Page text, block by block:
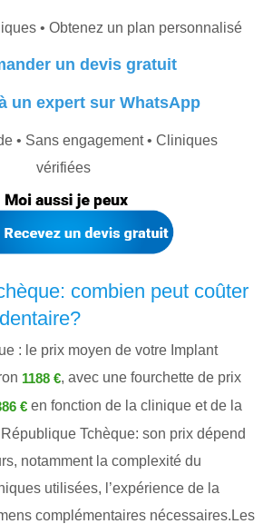
• Obtenez un plan personnalisé
un devis gratuit
un expert sur WhatsApp
• Sans engagement • Cliniques
vérifiées
combien peut coûter
: le prix moyen de votre Implant
1188 €, avec une fourchette de prix
€ en fonction de la clinique et de la
Tchèque: son prix dépend
notamment la complexité du
utilisées, l’expérience de la
complémentaires nécessaires.Les